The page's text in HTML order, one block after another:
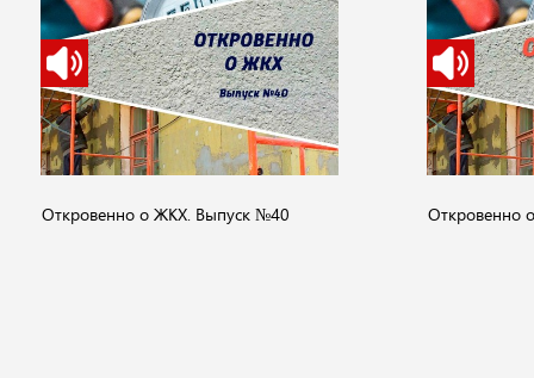
Откровенно о ЖКХ. Выпуск №40 Откровенно